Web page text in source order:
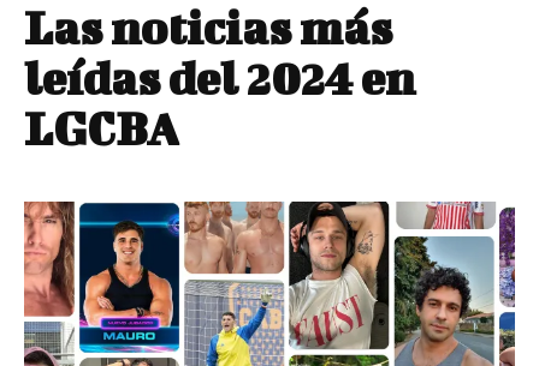
Las noticias más
leídas del 2024 en
LGCBA